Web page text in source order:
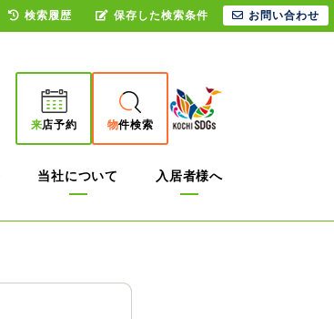
来店予約 物件検索
当社について 入居者様へ
検索履歴 保存した検索条件 お問い合わせ